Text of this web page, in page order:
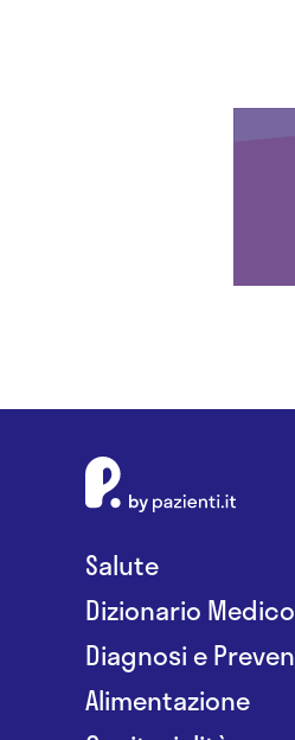
Salute
Dizionario Medico
Diagnosi e
Alimentazione